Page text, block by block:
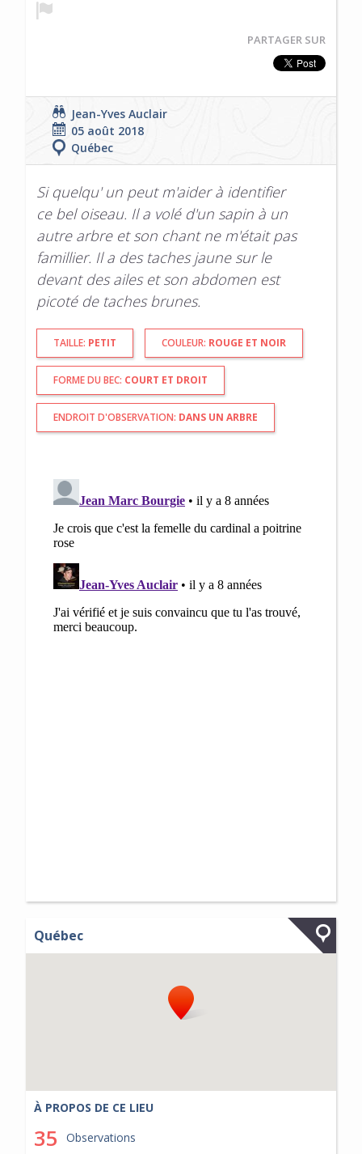
PARTAGER SUR
Jean-Yves Auclair
05 août 2018
Québec
Si quelqu' un peut m'aider à identifier
ce bel oiseau. Il a volé d'un sapin à un
autre arbre et son chant ne m'était pas
famillier. Il a des taches jaune sur le
devant des ailes et son abdomen est
picoté de taches brunes.
TAILLE: PETIT COULEUR: ROUGE ET NOIR
FORME DU BEC: COURT ET DROIT
ENDROIT D'OBSERVATION: DANS UN ARBRE
Québec
À PROPOS DE CE LIEU
35 Observations